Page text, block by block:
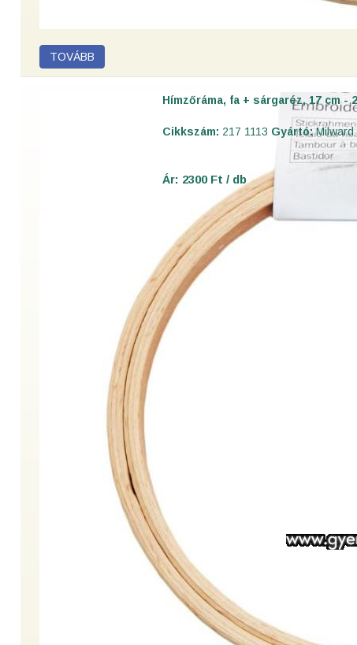
Hímzőráma, fa + sárgaréz, 17 cm -
Cikkszám: 217 1113 Gyártó:Milward
Ár: 2300 Ft / db